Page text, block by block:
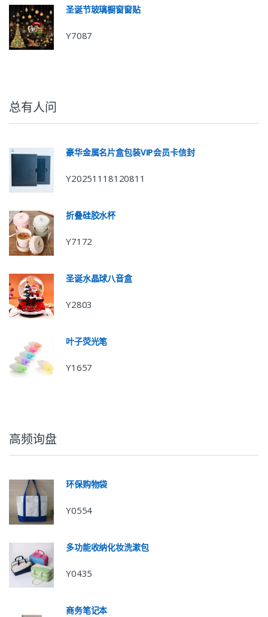
圣诞节玻璃橱窗窗贴
Y7087
总有人问
豪华金属名片盒包装VIP会员卡信封
Y20251118120811
折叠硅胶水杯
Y7172
圣诞水晶球八音盒
Y2803
叶子荧光笔
Y1657
高频询盘
环保购物袋
Y0554
多功能收纳化妆洗漱包
Y0435
商务笔记本